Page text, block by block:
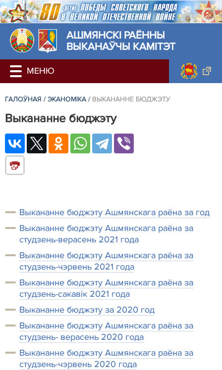
АШМЯНСКI РАЁННЫ
ВЫКАНАЎЧЫ КАМІТЭТ
ГАЛОЎНАЯ / ЭКАНОМІКА / ВЫКАНАННЕ БЮДЖЭТУ
Выкананне бюджэту
Выкананне бюджэту Ашмянскага раёна за год
Выкананне бюджэту Ашмянскага раёна за
студзень-верасень 2021 года
Выкананне бюджэту Ашмянскага раёна за
студзень-чэрвень 2021 года
Выкананне бюджэту Ашмянскага раёна за
студзень-сакавік 2021 года
Выкананне бюджэту за 2020 год
Выкананне бюджэту Ашмянскага раёна за
студзень- верасень 2020 года
Выкананне бюджэту Ашмянскага раёна за
студзень-чэрвень 2020 года